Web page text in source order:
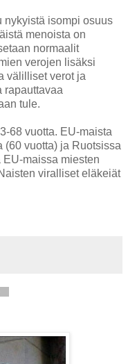
nykyistä isompi osuus
menoista on
normaalit
verojen lisäksi
välilliset verot ja
rapauttavaa
tule.
68 vuotta. EU-maista
vuotta) ja Ruotsissa
maissa miesten
viralliset eläkeiät